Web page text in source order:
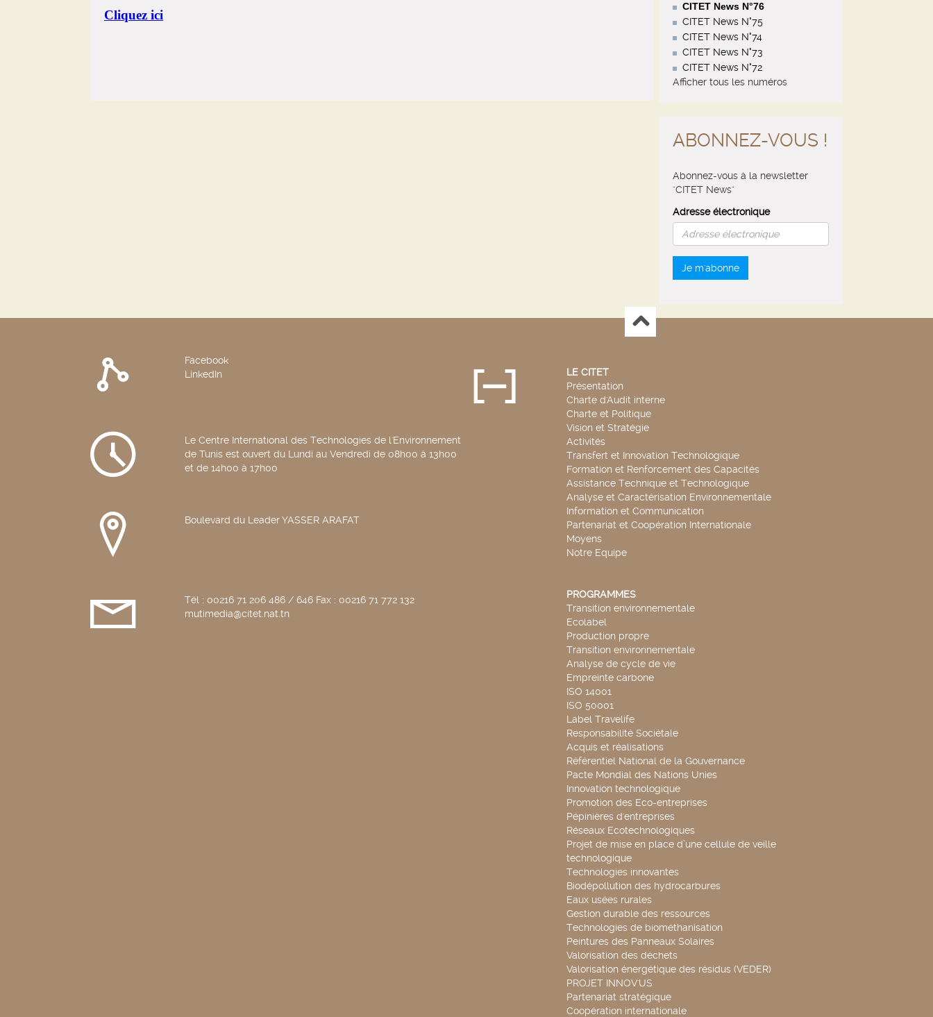
CITET News N°76
CITET News N°75
CITET News N°74
CITET News N°73
CITET News N°72
Afficher tous les numéros
ABONNEZ-VOUS !
Abonnez-vous à la newsletter
"CITET News"
Adresse électronique
Je m'abonne
Facebook
LinkedIn
Le Centre International des Technologies de l'Environnement
de Tunis est ouvert du Lundi au Vendredi de 08h00 à 13h00
et de 14h00 à 17h00
Boulevard du Leader YASSER ARAFAT
Tél : 00216 71 206 486 / 646 Fax : 00216 71 772 132
mutimedia@citet.nat.tn
LE CITET
Présentation
Charte d'Audit interne
Charte et Politique
Vision et Stratégie
Activités
Transfert et Innovation Technologique
Formation et Renforcement des Capacités
Assistance Technique et Technologique
Analyse et Caractérisation Environnementale
Information et Communication
Partenariat et Coopération Internationale
Moyens
Notre Equipe
PROGRAMMES
Transition environnementale
Ecolabel
Production propre
Transition environnementale
Analyse de cycle de vie
Empreinte carbone
ISO 14001
ISO 50001
Label Travelife
Responsabilité Sociétale
Acquis et réalisations
Référentiel National de la Gouvernance
Pacte Mondial des Nations Unies
Innovation technologique
Promotion des Eco-entreprises
Pépinières d'entreprises
Réseaux Ecotechnologiques
Projet de mise en place d’une cellule de veille
technologique
Technologies innovantes
Biodépollution des hydrocarbures
Eaux usées rurales
Gestion durable des ressources
Technologies de biométhanisation
Peintures des Panneaux Solaires
Valorisation des déchets
Valorisation énergétique des résidus (VEDER)
PROJET INNOV'US
Partenariat stratégique
Coopération internationale